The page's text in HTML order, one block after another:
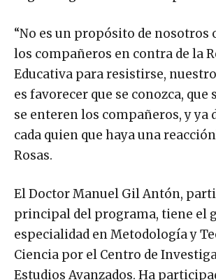
“No es un propósito de nosotros
los compañeros en contra de la
Educativa para resistirse,
es favorecer que se conozca, que
se enteren los compañeros, y ya
cada quien que haya una
Rosas.
El Doctor Manuel Gil Antón,
principal del programa, tiene el
especialidad en Metodología y
Ciencia por el Centro de
Estudios Avanzados. Ha